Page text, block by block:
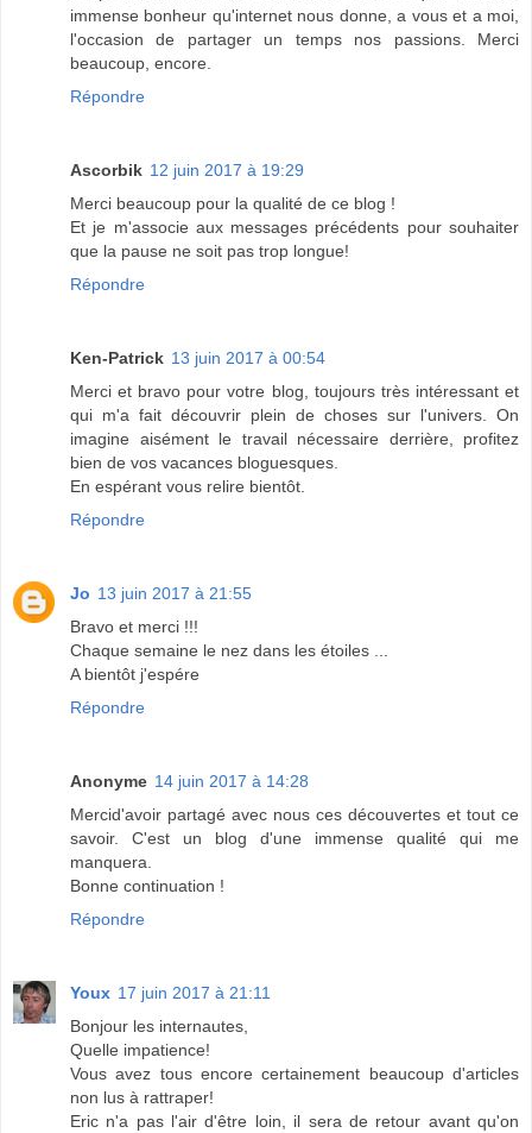
immense bonheur qu'internet nous donne, a vous et a moi,
l'occasion de partager un temps nos passions. Merci
beaucoup, encore.
Répondre
Ascorbik 12 juin 2017 à 19:29
Merci beaucoup pour la qualité de ce blog !
Et je m'associe aux messages précédents pour souhaiter
que la pause ne soit pas trop longue!
Répondre
Ken-Patrick 13 juin 2017 à 00:54
Merci et bravo pour votre blog, toujours très intéressant et
qui m'a fait découvrir plein de choses sur l'univers. On
imagine aisément le travail nécessaire derrière, profitez
bien de vos vacances bloguesques.
En espérant vous relire bientôt.
Répondre
Jo 13 juin 2017 à 21:55
Bravo et merci !!!
Chaque semaine le nez dans les étoiles ...
A bientôt j'espére
Répondre
Anonyme 14 juin 2017 à 14:28
Mercid'avoir partagé avec nous ces découvertes et tout ce
savoir. C'est un blog d'une immense qualité qui me
manquera.
Bonne continuation !
Répondre
Youx 17 juin 2017 à 21:11
Bonjour les internautes,
Quelle impatience!
Vous avez tous encore certainement beaucoup d'articles
non lus à rattraper!
Eric n'a pas l'air d'être loin, il sera de retour avant qu'on